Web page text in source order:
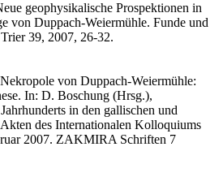
geophysikalische Prospektionen in
von Duppach-Weiermühle. Funde und
39, 2007, 26-32.
von Duppach-Weiermühle:
In: D. Boschung (Hrsg.),
in den gallischen und
des Internationalen Kolloquiums
2007. ZAKMIRA Schriften 7